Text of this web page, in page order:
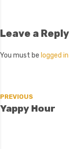
Leave a Reply
You must be logged in
PREVIOUS
Yappy Hour